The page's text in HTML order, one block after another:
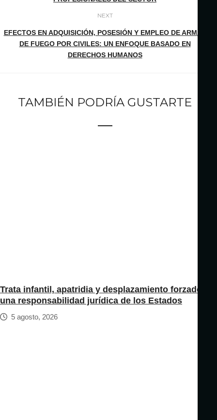
NEXT
EFECTOS EN ADQUISICIÓN, POSESIÓN Y EMPLEO DE ARMAS
DE FUEGO POR CIVILES: UN ENFOQUE BASADO EN
DERECHOS HUMANOS
TAMBIÉN PODRÍA GUSTARTE
Trata infantil, apatridia y desplazamiento forzado:
una responsabilidad jurídica de los Estados
5 agosto, 2026